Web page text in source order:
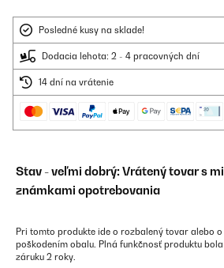
Posledné kusy na sklade!
Dodacia lehota: 2 - 4 pracovných dní
14 dní na vrátenie
Stav - veľmi dobrý: Vrátený tovar s
známkami opotrebovania
Pri tomto produkte ide o rozbalený tovar alebo
poškodením obalu. Plná funkčnosť produktu
záruku 2 roky.